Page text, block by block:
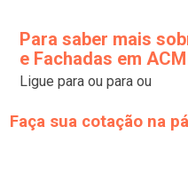
Para saber mais
e Fachadas em
Ligue paraou paraou
Faça sua cotação